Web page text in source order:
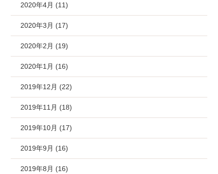
2020年4月 (11)
2020年3月 (17)
2020年2月 (19)
2020年1月 (16)
2019年12月 (22)
2019年11月 (18)
2019年10月 (17)
2019年9月 (16)
2019年8月 (16)